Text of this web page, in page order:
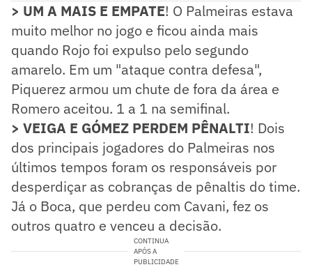
> UM A MAIS E EMPATE! O Palmeiras estava
muito melhor no jogo e ficou ainda mais
quando Rojo foi expulso pelo segundo
amarelo. Em um "ataque contra defesa",
Piquerez armou um chute de fora da área e
Romero aceitou. 1 a 1 na semifinal.
> VEIGA E GÓMEZ PERDEM PÊNALTI! Dois
dos principais jogadores do Palmeiras nos
últimos tempos foram os responsáveis por
desperdiçar as cobranças de pênaltis do time.
Já o Boca, que perdeu com Cavani, fez os
outros quatro e venceu a decisão.
CONTINUA
APÓS A
PUBLICIDADE